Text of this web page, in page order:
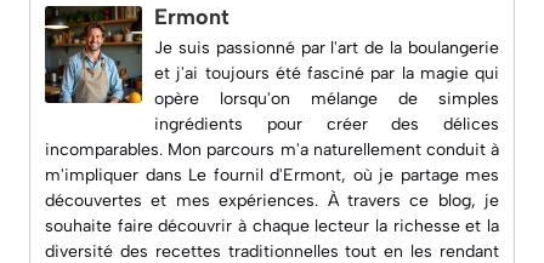
Ermont
Je suis passionné par l'art de la boulangerie
et j'ai toujours été fasciné par la magie qui
opère lorsqu'on mélange de simples
ingrédients pour créer des délices
incomparables. Mon parcours m'a naturellement conduit à
m'impliquer dans Le fournil d'Ermont, où je partage mes
découvertes et mes expériences. À travers ce blog, je
souhaite faire découvrir à chaque lecteur la richesse et la
diversité des recettes traditionnelles tout en les rendant